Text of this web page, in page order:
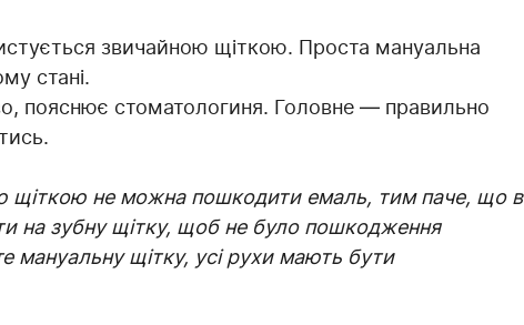
звичайною щіткою. Проста мануальна
стані.
пояснює стоматологиня. Головне — правильно
щіткою не можна пошкодити емаль, тим паче, що в
на зубну щітку, щоб не було пошкодження
мануальну щітку, усі рухи мають бути